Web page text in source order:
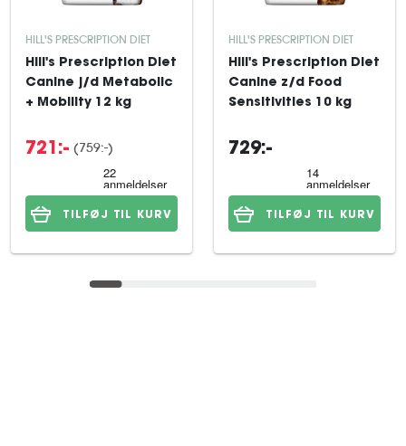
HILL'S PRESCRIPTION DIET
Hill's Prescription Diet
Canine j/d Metabolic
+ Mobility 12 kg
721:- (759:-)
TILFØJ TIL KURV
HILL'S PRESCRIPTION DIET
Hill's Prescription Diet
Canine z/d Food
Sensitivities 10 kg
729:-
TILFØJ TIL KURV